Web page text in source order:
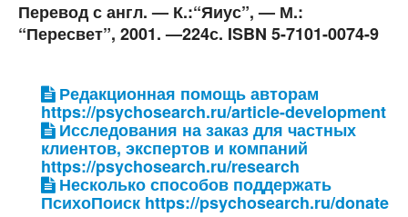
Перевод с англ. — К.:“Яиус”, — М.:
“Пересвет”, 2001. —224с. ISBN 5-7101-0074-9
Редакционная помощь авторам
https://psychosearch.ru/article-development
Исследования на заказ для частных
клиентов, экспертов и компаний
https://psychosearch.ru/research
Несколько способов поддержать
ПсихоПоиск https://psychosearch.ru/donate